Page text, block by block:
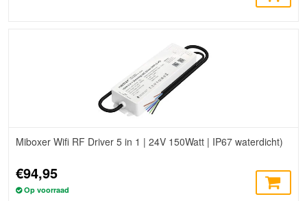
Miboxer Wifi RF Driver 5 in 1 | 24V 150Watt | IP67 waterdicht)
€94,95
Op voorraad